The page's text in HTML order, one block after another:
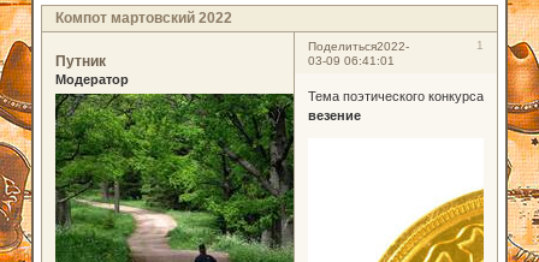
Компот мартовский 2022
Поделиться 1
2022-
03-09 06:41:01
Путник
Модератор
Тема поэтического конкурса
везение